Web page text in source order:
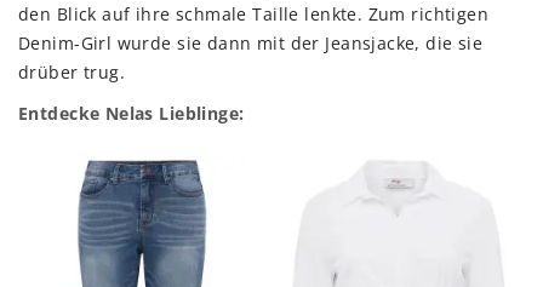
den Blick auf ihre schmale Taille lenkte. Zum richtigen
Denim-Girl wurde sie dann mit der Jeansjacke, die sie
drüber trug.
Entdecke Nelas Lieblinge: